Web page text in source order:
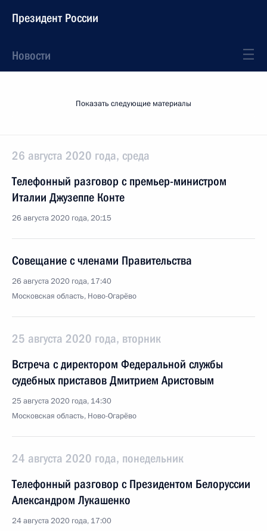
Президент России
Новости
Показать следующие материалы
26 августа 2020 года, среда
Телефонный разговор с премьер-министром
Италии Джузеппе Конте
26 августа 2020 года, 20:15
Совещание с членами Правительства
26 августа 2020 года, 17:40
Московская область, Ново-Огарёво
25 августа 2020 года, вторник
Встреча с директором Федеральной службы
судебных приставов Дмитрием Аристовым
25 августа 2020 года, 14:30
Московская область, Ново-Огарёво
24 августа 2020 года, понедельник
Телефонный разговор с Президентом Белоруссии
Александром Лукашенко
24 августа 2020 года, 17:00